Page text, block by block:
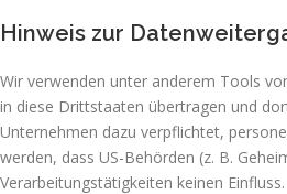
Hinweis zur
Wir verwenden unter anderem Tools
in diese Drittstaaten übertragen und
Unternehmen dazu verpflichtet,
werden, dass US-Behörden (z. B.
Verarbeitungstätigkeiten keinen Einfluss.